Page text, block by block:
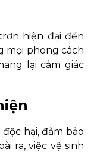
hiện đại đến
mọi phong cách
lại cảm giác
hại, đảm bảo
ra, việc vệ sinh